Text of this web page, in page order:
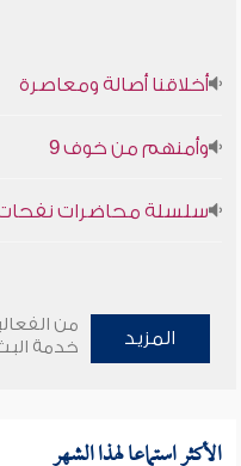
أخلاقنا أصالة ومعاصرة
وأمنهم من خوف 9
سلسلة محاضرات نفحات
المزيد
من
خدمة
الأكثر استماعا لهذا الشهر